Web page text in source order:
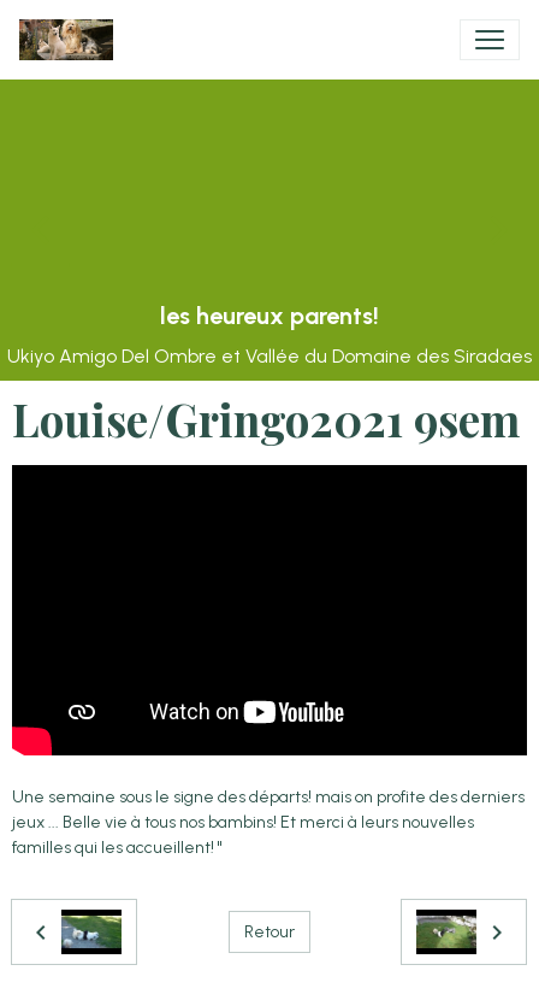
avec regrets certainement les derniers bergers blancs de la
maison...et oui l'éleveuse vieillit!
Louise/Gringo2021 9sem
Une semaine sous le signe des départs! mais on profite des derniers
jeux ... Belle vie à tous nos bambins! Et merci à leurs nouvelles
familles qui les accueillent! "
Retour